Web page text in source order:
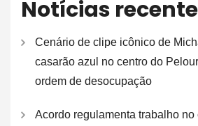
Notícias
Cenário de clipe icônico de
casarão azul no centro do
ordem de desocupação
Acordo regulamenta trabalho no